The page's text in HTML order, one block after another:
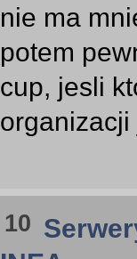
nie ma
potem
cup, jesli
10